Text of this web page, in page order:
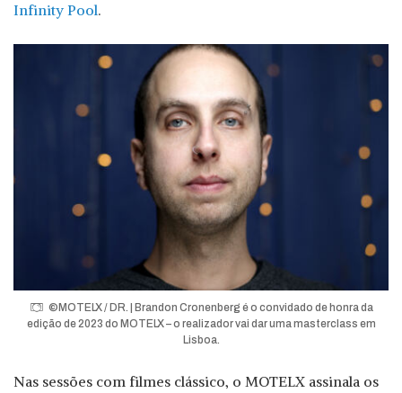
Infinity Pool.
©MOTELX / DR. | Brandon Cronenberg é o convidado de honra da
edição de 2023 do MOTELX – o realizador vai dar uma masterclass em
Lisboa.
Nas sessões com filmes clássico, o MOTELX assinala os